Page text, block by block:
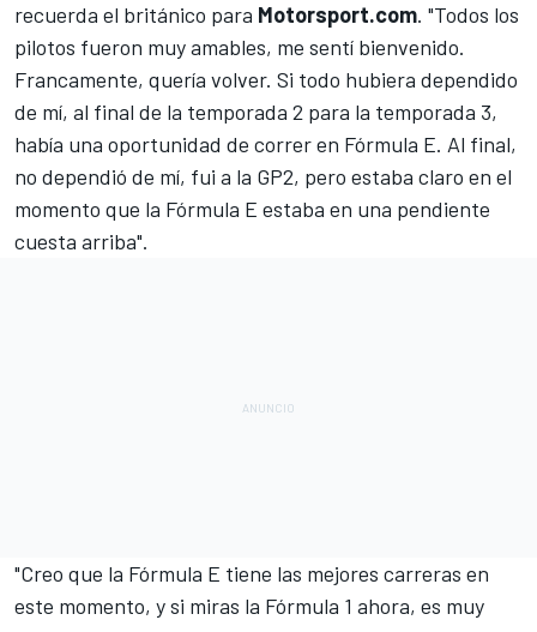
recuerda el británico para Motorsport.com. "Todos los
pilotos fueron muy amables, me sentí bienvenido.
Francamente, quería volver. Si todo hubiera dependido
de mí, al final de la temporada 2 para la temporada 3,
había una oportunidad de correr en Fórmula E. Al final,
no dependió de mí, fui a la GP2, pero estaba claro en el
momento que la Fórmula E estaba en una pendiente
cuesta arriba".
"Creo que la Fórmula E tiene las mejores carreras en
este momento, y si miras la Fórmula 1 ahora, es muy